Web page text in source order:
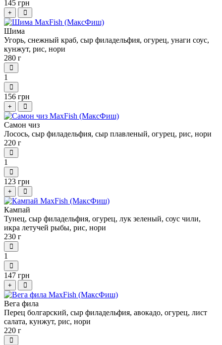
145 грн
+
Шима
Угорь, снежный краб, сыр филадельфия, огурец, унаги соус,
кунжут, рис, нори
280 г
1
156 грн
+
Самон чиз
Лосось, сыр филадельфия, сыр плавленый, огурец, рис, нори
220 г
1
123 грн
+
Кампай
Тунец, сыр филадельфия, огурец, лук зеленый, соус чили,
икра летучей рыбы, рис, нори
230 г
1
147 грн
+
Вега фила
Перец болгарский, сыр филадельфия, авокадо, огурец, лист
салата, кунжут, рис, нори
220 г